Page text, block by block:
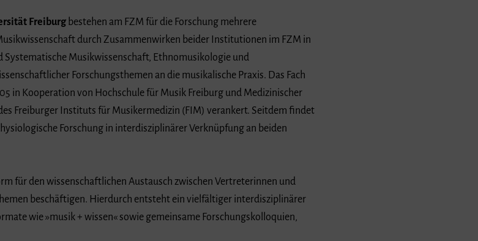
Freiburg bestehen am FZM für die Forschung mehrere
durch Zusammenwirken beider Institutionen im FZM in
Musikwissenschaft, Ethnomusikologie und
Forschungsthemen an die musikalische Praxis. Das Fach
in Kooperation von Hochschule für Musik Freiburg und Medizinischer
Freiburger Instituts für Musikermedizin (FIM) verankert. Seitdem findet
Forschung in interdisziplinärer Verknüpfung an beiden
für den wissenschaftlichen Austausch zwischen Vertreterinnen und
beschäftigen. Hierdurch entsteht ein vielfältiger interdisziplinärer
wie »musik + wissen« sowie gemeinsame Forschungskolloquien,